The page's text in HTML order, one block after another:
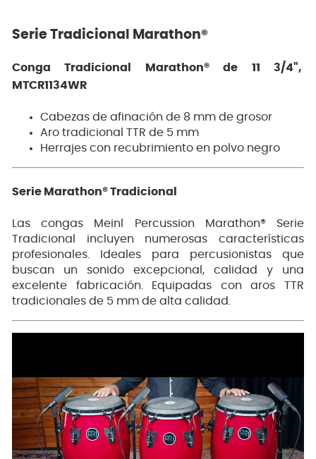
Serie Tradicional Marathon®
Conga Tradicional Marathon® de 11 3/4",
MTCR1134WR
Cabezas de afinación de 8 mm de grosor
Aro tradicional TTR de 5 mm
Herrajes con recubrimiento en polvo negro
Serie Marathon® Tradicional
Las congas Meinl Percussion Marathon® Serie
Tradicional incluyen numerosas características
profesionales. Ideales para percusionistas que
buscan un sonido excepcional, calidad y una
excelente fabricación. Equipadas con aros TTR
tradicionales de 5 mm de alta calidad.